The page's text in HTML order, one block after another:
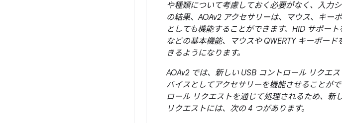
や種類について考慮しておく必要がなく、入力
の結果、AOAv2 アクセサリーは、マウス、キー
としても機能することができます。HID サポー
などの基本機能、マウスや QWERTY キーボー
きるようになります。
AOAv2 では、新しい USB コントロール リクエ
バイスとしてアクセサリーを機能させることが
ロール リクエストを通じて処理されるため、新
リクエストには、次の 4 つがあります。